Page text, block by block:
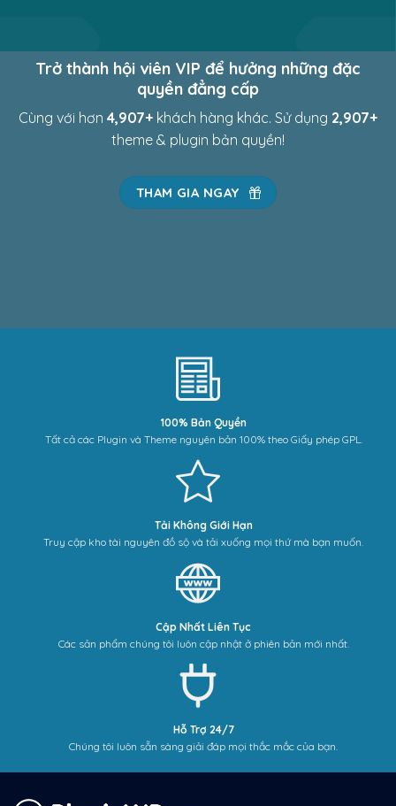
Trở thành hội viên VIP để hưởng những đặc
quyền đẳng cấp
Cùng với hơn4,967+ khách hàng khác. Sử dụng 2,967+
theme & plugin bản quyền!
THAM GIA NGAY
100% Bản Quyền
Tất cả các Plugin và Theme nguyên bản 100% theo Giấy phép GPL.
Tải Không Giới Hạn
Truy cập kho tài nguyên đồ sộ và tải xuống mọi thứ mà bạn muốn.
Cập Nhất Liên Tục
Các sản phẩm chúng tôi luôn cập nhật ở phiên bản mới nhất.
Hỗ Trợ 24/7
Chúng tôi luôn sẵn sàng giải đáp mọi thắc mắc của bạn.